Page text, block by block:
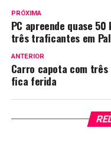
PRÓXIMA
PC apreende quase
três traficantes em
ANTERIOR
Carro capota com três
fica ferida